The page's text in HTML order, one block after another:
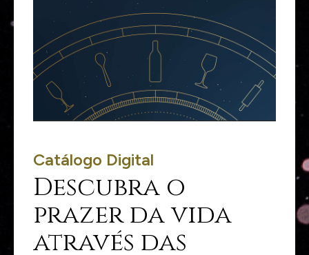
Catálogo Digital
Descubra o
prazer da vida
através das